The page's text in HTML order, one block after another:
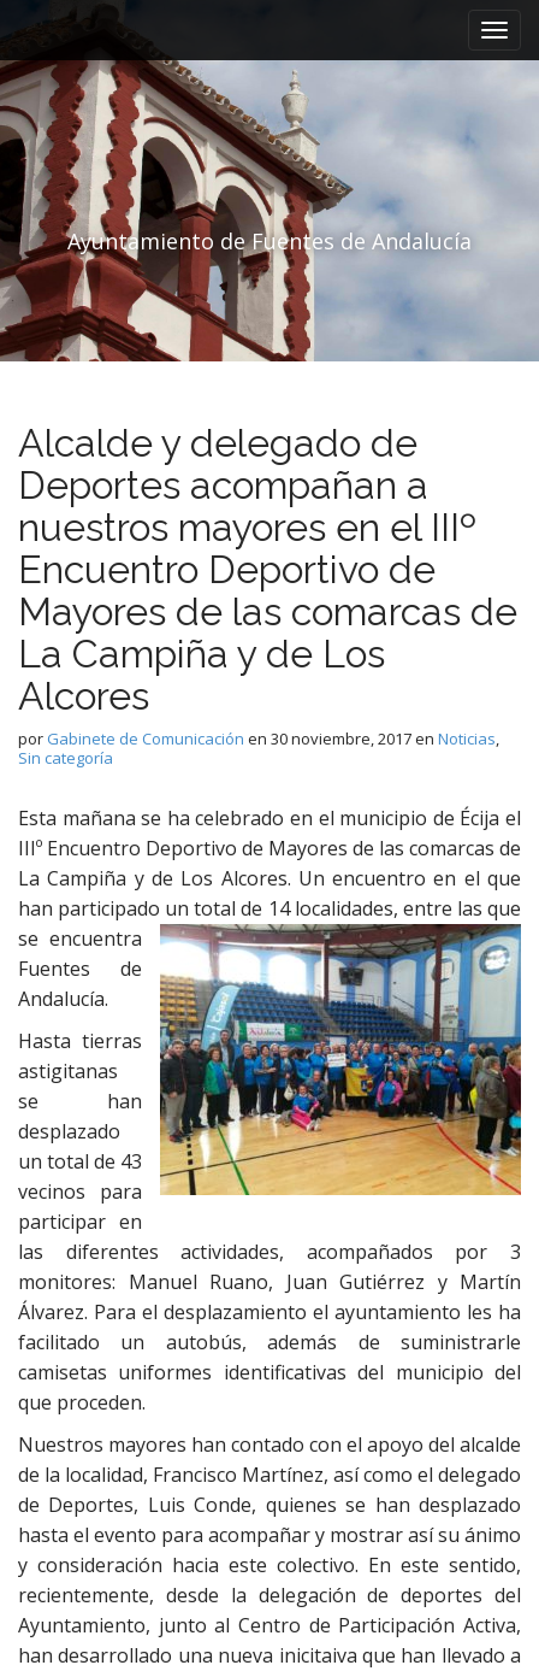
Menú principal
Saltar al contenido
Ayuntamiento de Fuentes de Andalucía
Alcalde y delegado de
Deportes acompañan a
nuestros mayores en el IIIº
Encuentro Deportivo de
Mayores de las comarcas de
La Campiña y de Los
Alcores
por Gabinete de Comunicación en 30 noviembre, 2017en Noticias,
Sin categoría
Esta mañana se ha celebrado en el municipio de Écija el
IIIº Encuentro Deportivo de Mayores de las comarcas de
La Campiña y de Los Alcores. Un encuentro en el que
han participado un total de 14 localidades, entre las que
se encuentra
Fuentes de
Andalucía.
Hasta tierras
astigitanas
se han
desplazado
un total de 43
vecinos para
participar en
las diferentes actividades, acompañados por 3
monitores: Manuel Ruano, Juan Gutiérrez y Martín
Álvarez. Para el desplazamiento el ayuntamiento les ha
facilitado un autobús, además de suministrarle
camisetas uniformes identificativas del municipio del
que proceden.
Nuestros mayores han contado con el apoyo del alcalde
de la localidad, Francisco Martínez, así como el delegado
de Deportes, Luis Conde, quienes se han desplazado
hasta el evento para acompañar y mostrar así su ánimo
y consideración hacia este colectivo. En este sentido,
recientemente, desde la delegación de deportes del
Ayuntamiento, junto al Centro de Participación Activa,
han desarrollado una nueva inicitaiva que han llevado a